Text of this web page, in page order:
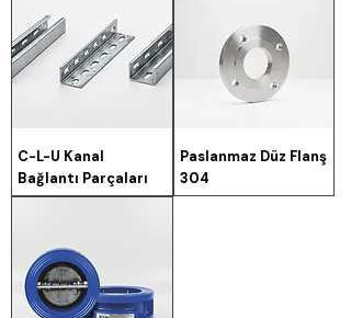
C-L-U Kanal
Bağlantı Parçaları
Paslanmaz Düz Flanş
304